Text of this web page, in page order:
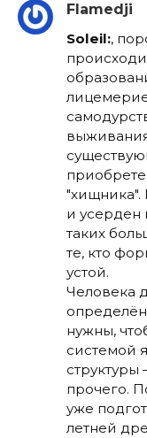
Flamedji
Soleil:,
"хищника".
и усерден
таких
те, кто
устой.
Человека
нужны,
системой
прочего.
уже
летней